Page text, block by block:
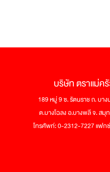
บริษัท ตราแม่ค
189 หมู่ 9 ซ. รัตนราช ถ. บา
ต.บางโฉลง อ.บางพลี จ. สมุ
โทรศัพท์: 0-2312-7227 แฟ